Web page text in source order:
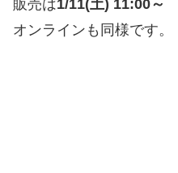
販売は1/11(土) 11:00～
オンラインも同様です。